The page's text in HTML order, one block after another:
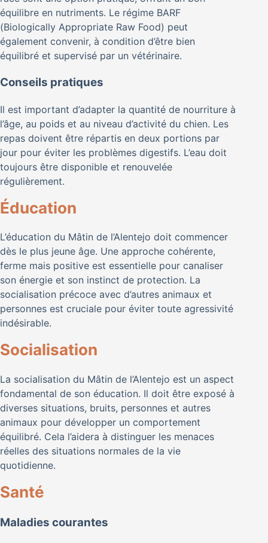
équilibre en nutriments. Le régime BARF
(Biologically Appropriate Raw Food) peut
également convenir, à condition d’être bien
équilibré et supervisé par un vétérinaire.
Conseils pratiques
Il est important d’adapter la quantité de nourriture à
l’âge, au poids et au niveau d’activité du chien. Les
repas doivent être répartis en deux portions par
jour pour éviter les problèmes digestifs. L’eau doit
toujours être disponible et renouvelée
régulièrement.
Éducation
L’éducation du Mâtin de l’Alentejo doit commencer
dès le plus jeune âge. Une approche cohérente,
ferme mais positive est essentielle pour canaliser
son énergie et son instinct de protection. La
socialisation précoce avec d’autres animaux et
personnes est cruciale pour éviter toute agressivité
indésirable.
Socialisation
La socialisation du Mâtin de l’Alentejo est un aspect
fondamental de son éducation. Il doit être exposé à
diverses situations, bruits, personnes et autres
animaux pour développer un comportement
équilibré. Cela l’aidera à distinguer les menaces
réelles des situations normales de la vie
quotidienne.
Santé
Maladies courantes